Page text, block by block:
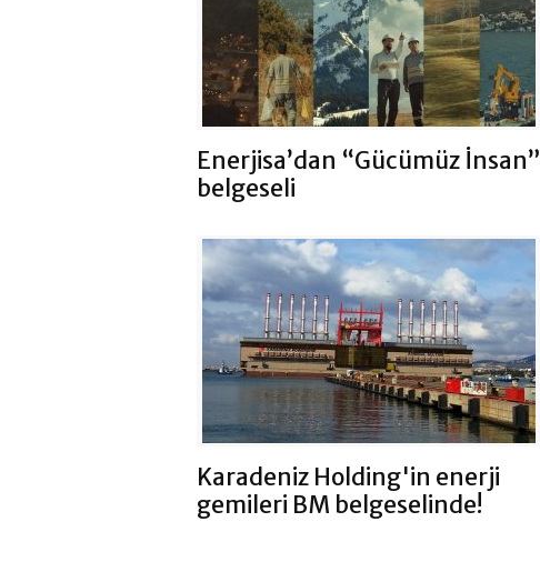
Enerjisa’dan “Gücümüz İnsan”
belgeseli
Karadeniz Holding'in enerji
gemileri BM belgeselinde!